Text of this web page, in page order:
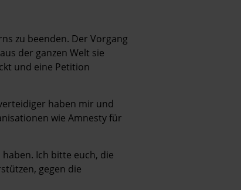
zu beenden. Der Vorgang
der ganzen Welt sie
und eine Petition
haben mir und
wie Amnesty für
Ich bitte euch, die
gegen die